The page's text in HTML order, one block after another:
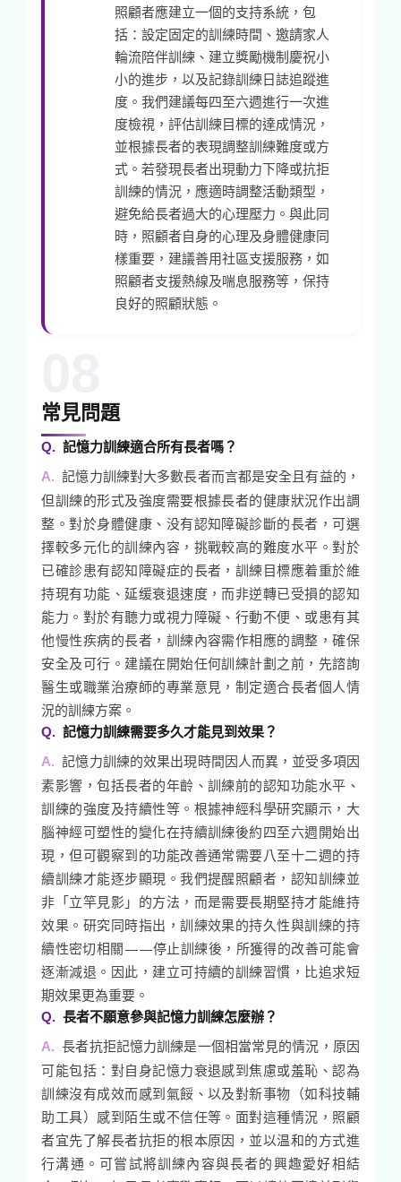
照顧者應建立一個的支持系統，包
括：設定固定的訓練時間、邀請家人
輪流陪伴訓練、建立獎勵機制慶祝小
小的進步，以及記錄訓練日誌追蹤進
度。我們建議每四至六週進行一次進
度檢視，評估訓練目標的達成情況，
並根據長者的表現調整訓練難度或方
式。若發現長者出現動力下降或抗拒
訓練的情況，應適時調整活動類型，
避免給長者過大的心理壓力。與此同
時，照顧者自身的心理及身體健康同
樣重要，建議善用社區支援服務，如
照顧者支援熱線及喘息服務等，保持
良好的照顧狀態。
常見問題
記憶力訓練適合所有長者嗎？
記憶力訓練對大多數長者而言都是安全且有益的，
但訓練的形式及強度需要根據長者的健康狀況作出調
整。對於身體健康、没有認知障礙診斷的長者，可選
擇較多元化的訓練內容，挑戰較高的難度水平。對於
已確診患有認知障礙症的長者，訓練目標應着重於維
持現有功能、延缓衰退速度，而非逆轉已受損的認知
能力。對於有聽力或視力障礙、行動不便、或患有其
他慢性疾病的長者，訓練內容需作相應的調整，確保
安全及可行。建議在開始任何訓練計劃之前，先諮詢
醫生或職業治療師的專業意見，制定適合長者個人情
況的訓練方案。
記憶力訓練需要多久才能見到效果？
記憶力訓練的效果出現時間因人而異，並受多項因
素影響，包括長者的年齡、訓練前的認知功能水平、
訓練的強度及持續性等。根據神經科學研究顯示，大
腦神經可塑性的變化在持續訓練後約四至六週開始出
現，但可觀察到的功能改善通常需要八至十二週的持
續訓練才能逐步顯現。我們提醒照顧者，認知訓練並
非「立竿見影」的方法，而是需要長期堅持才能維持
效果。研究同時指出，訓練效果的持久性與訓練的持
續性密切相關——停止訓練後，所獲得的改善可能會
逐漸減退。因此，建立可持續的訓練習慣，比追求短
期效果更為重要。
長者不願意參與記憶力訓練怎麼辦？
長者抗拒記憶力訓練是一個相當常見的情況，原因
可能包括：對自身記憶力衰退感到焦慮或羞恥、認為
訓練沒有成效而感到氣餒、以及對新事物（如科技輔
助工具）感到陌生或不信任等。面對這種情況，照顧
者宜先了解長者抗拒的根本原因，並以温和的方式進
行溝通。可嘗試將訓練內容與長者的興趣愛好相結